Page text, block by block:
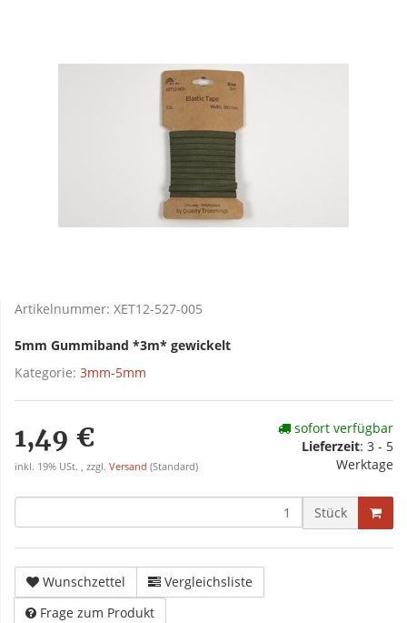
Artikelnummer: XET12-527-005
5mm Gummiband *3m* gewickelt
Kategorie: 3mm-5mm
1,49 €
inkl. 19% USt. , zzgl. Versand (Standard)
sofort verfügbar
Lieferzeit: 3 - 5
Werktage
Stück
Wunschzettel
Vergleichsliste
Frage zum Produkt